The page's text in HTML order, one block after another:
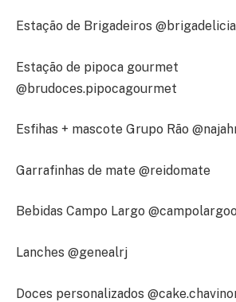
Estação de Brigadeiros
Estação de pipoca gourmet
@brudoces.pipocagourmet
Esfihas + mascote Grupo Rão
Garrafinhas de mate @reidomate
Bebidas Campo Largo
Lanches @genealrj
Doces personalizados